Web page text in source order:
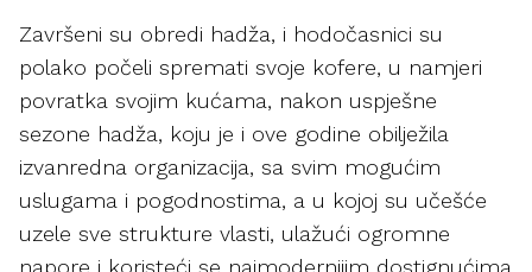
Završeni su obredi hadža, i hodočasnici su
polako počeli spremati svoje kofere, u namjeri
povratka svojim kućama, nakon uspješne
sezone hadža, koju je i ove godine obilježila
izvanredna organizacija, sa svim mogućim
uslugama i pogodnostima, a u kojoj su učešće
uzele sve strukture vlasti, ulažući ogromne
napore i koristeći se najmodernijim dostignućima